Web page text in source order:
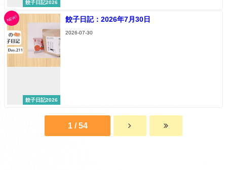
餃子日記2026
NEW!
餃子日記2026
餃子日記：2026年7月30日
2026-07-30
1 / 54